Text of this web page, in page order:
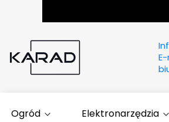
Ogród Elektronarzędzia